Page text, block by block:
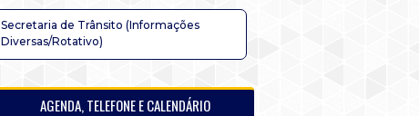
Secretaria de Trânsito (Informações
Diversas/Rotativo)
AGENDA, TELEFONE E CALENDÁRIO